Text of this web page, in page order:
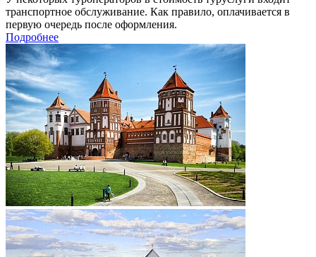
транспортное обслуживание. Как правило, оплачивается в
первую очередь после оформления.
Подробнее